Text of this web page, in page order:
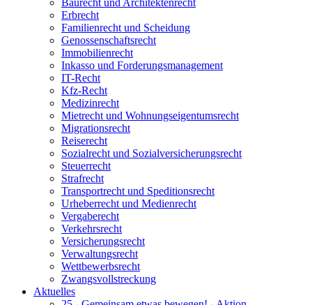
Baurecht und Architektenrecht
Erbrecht
Familienrecht und Scheidung
Genossenschaftsrecht
Immobilienrecht
Inkasso und Forderungsmanagement
IT-Recht
Kfz-Recht
Medizinrecht
Mietrecht und Wohnungseigentumsrecht
Migrationsrecht
Reiserecht
Sozialrecht und Sozialversicherungsrecht
Steuerrecht
Strafrecht
Transportrecht und Speditionsrecht
Urheberrecht und Medienrecht
Vergaberecht
Verkehrsrecht
Versicherungsrecht
Verwaltungsrecht
Wettbewerbsrecht
Zwangsvollstreckung
Aktuelles